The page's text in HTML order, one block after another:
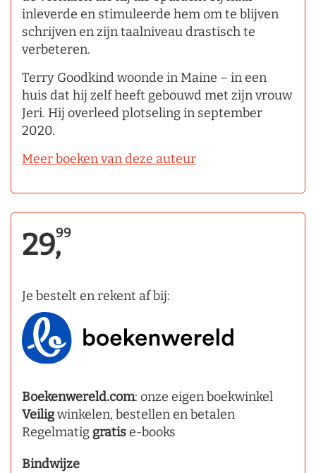
inleverde en stimuleerde hem om te blijven
schrijven en zijn taalniveau drastisch te
verbeteren.
Terry Goodkind woonde in Maine – in een
huis dat hij zelf heeft gebouwd met zijn vrouw
Jeri. Hij overleed plotseling in september
2020.
Meer boeken van deze auteur
29,99
Je bestelt en rekent af bij:
Boekenwereld.com: onze eigen boekwinkel
Veiligwinkelen, bestellen en betalen
Regelmatiggratise-books
Bindwijze